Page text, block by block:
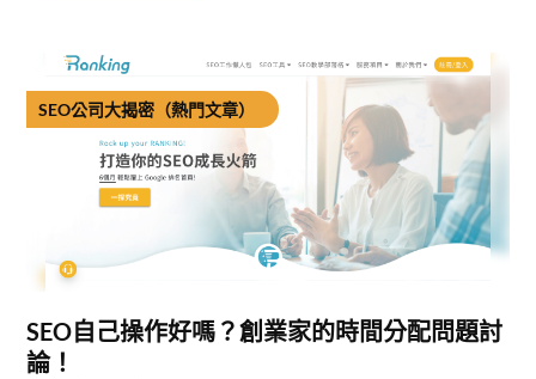
SEO公司大揭密（熱門文章）
SEO自己操作好嗎？創業家的時間分配問題討
論！